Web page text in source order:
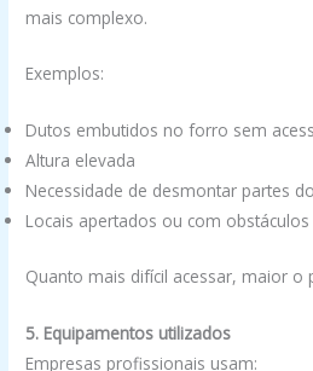
mais complexo.
Exemplos:
Dutos embutidos no forro sem
Altura elevada
Necessidade de desmontar partes
Locais apertados ou com obstáculos
Quanto mais difícil acessar, maior o
5. Equipamentos utilizados
Empresas profissionais usam: